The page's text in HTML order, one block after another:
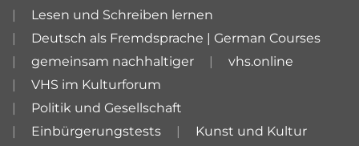
Lesen und Schreiben lernen
Deutsch als Fremdsprache | German Courses
gemeinsam nachhaltiger
vhs.online
VHS im Kulturforum
Politik und Gesellschaft
Einbürgerungstests
Kunst und Kultur